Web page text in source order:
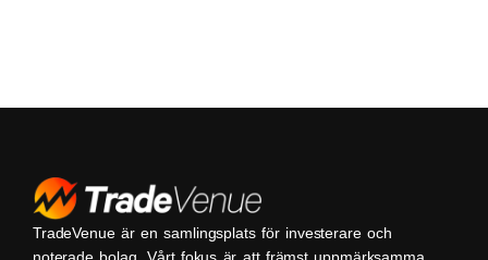
TradeVenue är en samlingsplats för investerare och
noterade bolag. Vårt fokus är att främst uppmärksamma